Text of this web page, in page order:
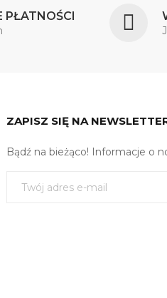
PŁATNOŚCI
ZAPISZ SIĘ NA
Bądź na bieżąco! Informacje o